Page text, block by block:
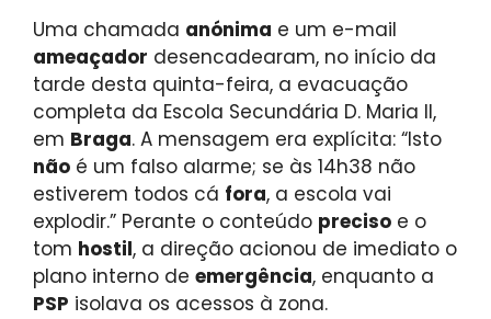
Uma chamada anónima e um e-mail
ameaçador desencadearam, no início da
tarde desta quinta-feira, a evacuação
completa da Escola Secundária D. Maria II,
em Braga. A mensagem era explícita: “Isto
não é um falso alarme; se às 14h38 não
estiverem todos cá fora, a escola vai
explodir.” Perante o conteúdo preciso e o
tom hostil, a direção acionou de imediato o
plano interno de emergência, enquanto a
PSP isolava os acessos à zona.